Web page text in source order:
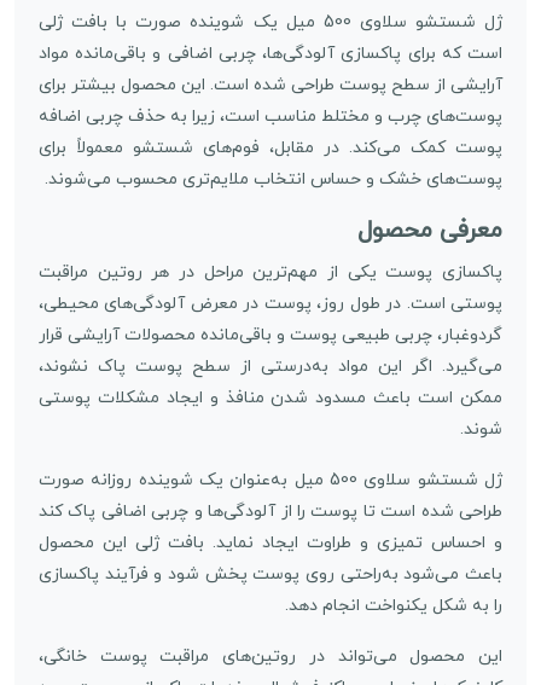
ژل شستشو سلاوی 500 میل یک شوینده صورت با بافت ژلی
است که برای پاکسازی آلودگی‌ها، چربی اضافی و باقی‌مانده مواد
آرایشی از سطح پوست طراحی شده است. این محصول بیشتر برای
پوست‌های چرب و مختلط مناسب است، زیرا به حذف چربی اضافه
پوست کمک می‌کند. در مقابل، فوم‌های شستشو معمولاً برای
پوست‌های خشک و حساس انتخاب ملایم‌تری محسوب می‌شوند.
معرفی محصول
پاکسازی پوست یکی از مهم‌ترین مراحل در هر روتین مراقبت
پوستی است. در طول روز، پوست در معرض آلودگی‌های محیطی،
گردوغبار، چربی طبیعی پوست و باقی‌مانده محصولات آرایشی قرار
می‌گیرد. اگر این مواد به‌درستی از سطح پوست پاک نشوند،
ممکن است باعث مسدود شدن منافذ و ایجاد مشکلات پوستی
شوند.
ژل شستشو سلاوی 500 میل به‌عنوان یک شوینده روزانه صورت
طراحی شده است تا پوست را از آلودگی‌ها و چربی اضافی پاک کند
و احساس تمیزی و طراوت ایجاد نماید. بافت ژلی این محصول
باعث می‌شود به‌راحتی روی پوست پخش شود و فرآیند پاکسازی
را به شکل یکنواخت انجام دهد.
این محصول می‌تواند در روتین‌های مراقبت پوست خانگی،